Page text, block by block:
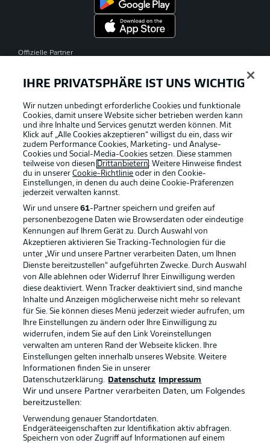
Offizielle Partner
Rechtliche Hinweise Voreinstellungen verwalten
Datenschutz Nutzungsbedingungen
Broadcaster Kontakt
Jobs Impressum
Partner Spieler
Liveticker
IHRE PRIVATSPHÄRE IST UNS WICHTIG
Wir nutzen unbedingt erforderliche Cookies und funktionale
Cookies, damit unsere Website sicher betrieben werden kann
und ihre Inhalte und Services genutzt werden können. Mit
Klick auf „Alle Cookies akzeptieren“ willigst du ein, dass wir
zudem Performance Cookies, Marketing- und Analyse-
Cookies und Social-Media-Cookies setzen. Diese stammen
teilweise von diesen Drittanbietern. Weitere Hinweise findest
du in unsererCookie-Richtlinie oder in den Cookie-
Einstellungen, in denen du auch deine Cookie-Präferenzen
jederzeit verwalten kannst.
Wir und unsere61-Partner speichern und greifen auf
personenbezogene Daten wie Browserdaten oder eindeutige
Kennungen auf Ihrem Gerät zu. Durch Auswahl von
Akzeptieren aktivieren Sie Tracking-Technologien für die
unter „Wir und unsere Partner verarbeiten Daten, um Ihnen
Dienste bereitzustellen“ aufgeführten Zwecke. Durch Auswahl
von Alle ablehnen oder Widerruf Ihrer Einwilligung werden
diese deaktiviert. Wenn Tracker deaktiviert sind, sind manche
Inhalte und Anzeigen möglicherweise nicht mehr so relevant
für Sie. Sie können dieses Menü jederzeit wieder aufrufen, um
Ihre Einstellungen zu ändern oder Ihre Einwilligung zu
widerrufen, indem Sie auf den Link Voreinstellungen
verwalten am unteren Rand der Webseite klicken. Ihre
Einstellungen gelten innerhalb unseres Website. Weitere
Informationen finden Sie in unserer
Datenschutzerklärung.
Datenschutz Impressum
Wir und unsere Partner verarbeiten Daten, um Folgendes
bereitzustellen:
Verwendung genauer Standortdaten.
Endgeräteeigenschaften zur Identifikation aktiv abfragen.
Speichern von oder Zugriff auf Informationen auf einem